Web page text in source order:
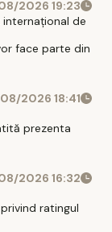
2026 19:23
de
face parte din
2026 18:41
prezenta
2026 16:32
ratingul